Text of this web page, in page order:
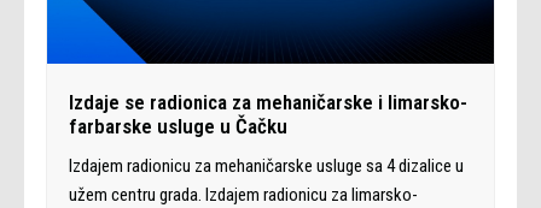
Izdaje se radionica za mehaničarske i limarsko-
farbarske usluge u Čačku
Izdajem radionicu za mehaničarske usluge sa 4 dizalice u
užem centru grada. Izdajem radionicu za limarsko-